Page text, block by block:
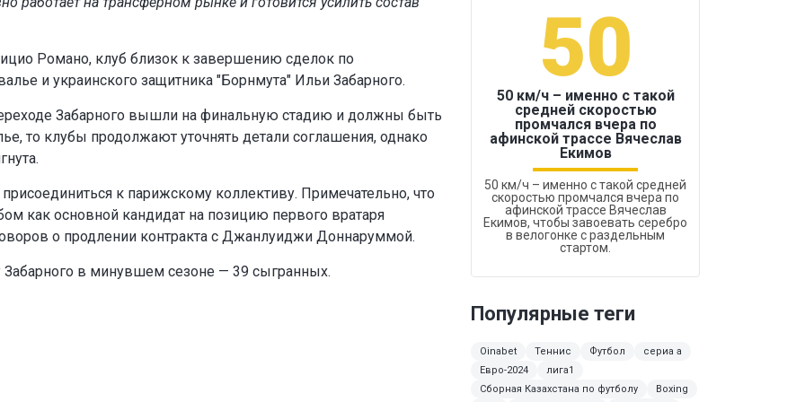
Романо, клуб близок к завершению сделок по
и украинского защитника "Борнмута" Ильи Забарного.
Забарного вышли на финальную стадию и должны быть
то клубы продолжают уточнять детали соглашения, однако
к парижскому коллективу. Примечательно, что
как основной кандидат на позицию первого вратаря
о продлении контракта с Джанлуиджи Доннаруммой.
в минувшем сезоне — 39 сыгранных.
50
50 км/ч – именно с такой
средней скоростью
промчался вчера по
афинской трассе Вячеслав
Екимов
50 км/ч – именно с такой средней
скоростью промчался вчера по
афинской трассе Вячеслав
Екимов, чтобы завоевать серебро
в велогонке с раздельным
стартом.
Популярные теги
Oinabet Теннис Футбол
сериа а
Евро-2024
лига1
Сборная Казахстана по футболу
Boxing